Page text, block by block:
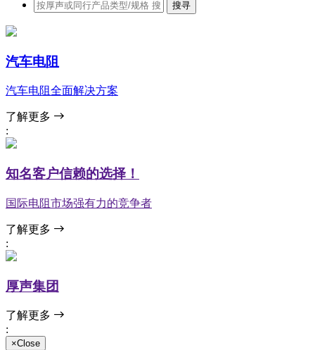
搜寻
汽车电阻
汽车电阻全面解决方案
了解更多
:
知名客户信赖的选择！
国际电阻市场强有力的竞争者
了解更多
:
厚声集团
了解更多
:
×Close